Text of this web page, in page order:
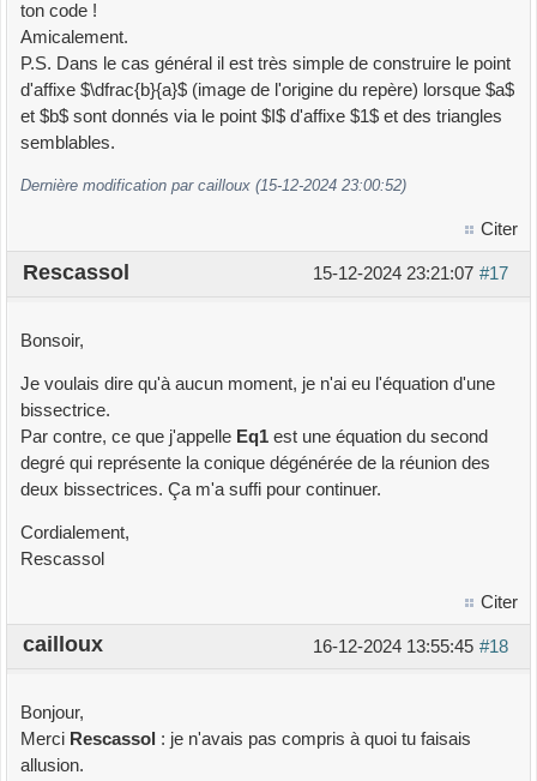
ton code !
Amicalement.
P.S. Dans le cas général il est très simple de construire le point
d'affixe $\dfrac{b}{a}$ (image de l'origine du repère) lorsque $a$
et $b$ sont donnés via le point $I$ d'affixe $1$ et des triangles
semblables.
Dernière modification par cailloux (15-12-2024 23:00:52)
Citer
#17
15-12-2024 23:21:07
Rescassol
Bonsoir,
Je voulais dire qu'à aucun moment, je n'ai eu l'équation d'une
bissectrice.
Par contre, ce que j'appelle Eq1 est une équation du second
degré qui représente la conique dégénérée de la réunion des
deux bissectrices. Ça m'a suffi pour continuer.
Cordialement,
Rescassol
Citer
#18
16-12-2024 13:55:45
cailloux
Bonjour,
Merci Rescassol : je n'avais pas compris à quoi tu faisais
allusion.